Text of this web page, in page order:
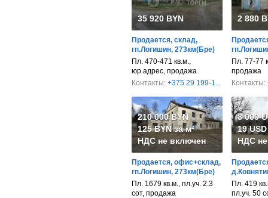
35 920 BYN
Продается, склад,
гп.Логишин, 273км(Бре)
Пл. 470-471 кв.м.,
юр.адрес, продажа
Контакты: +375 29 199-1...
2 880
Пл. 77-77
продажа
Контакты:
210 000 BYN
125 BYN за м²
НДС не включен
Продается, офис+склад,
гп.Логишин, 273км(Бре)
Пл. 1679 кв.м., пл.уч. 2.3
сот, продажа
8 000
19
НДС
Пл. 419
пл.уч. 50